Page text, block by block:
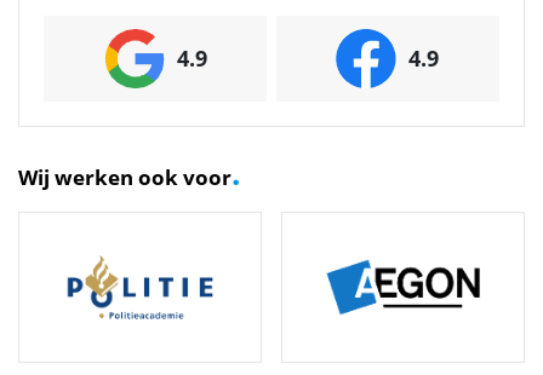
4.9 4.9
Wij werken ook voor.